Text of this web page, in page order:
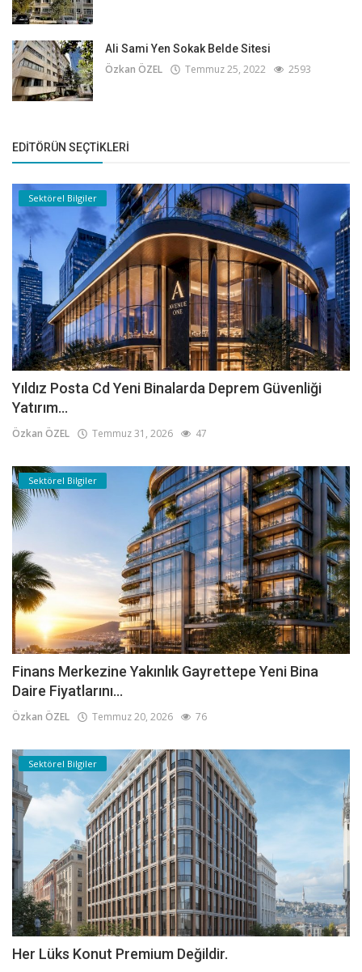
Ali Sami Yen Sokak Belde Sitesi
Özkan ÖZEL Temmuz 25, 2022 2593
EDITÖRÜN SEÇTIKLERI
Sektörel Bilgiler
Yıldız Posta Cd Yeni Binalarda Deprem Güvenliği
Yatırım...
Özkan ÖZEL Temmuz 31, 2026 47
Sektörel Bilgiler
Finans Merkezine Yakınlık Gayrettepe Yeni Bina
Daire Fiyatlarını...
Özkan ÖZEL Temmuz 20, 2026 76
Sektörel Bilgiler
Her Lüks Konut Premium Değildir.